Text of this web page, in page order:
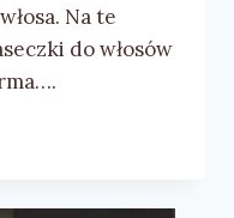
Na te
do włosów